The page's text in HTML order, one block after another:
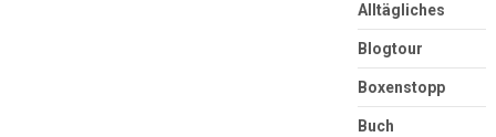
Alltägliches
Blogtour
Boxenstopp
Buch